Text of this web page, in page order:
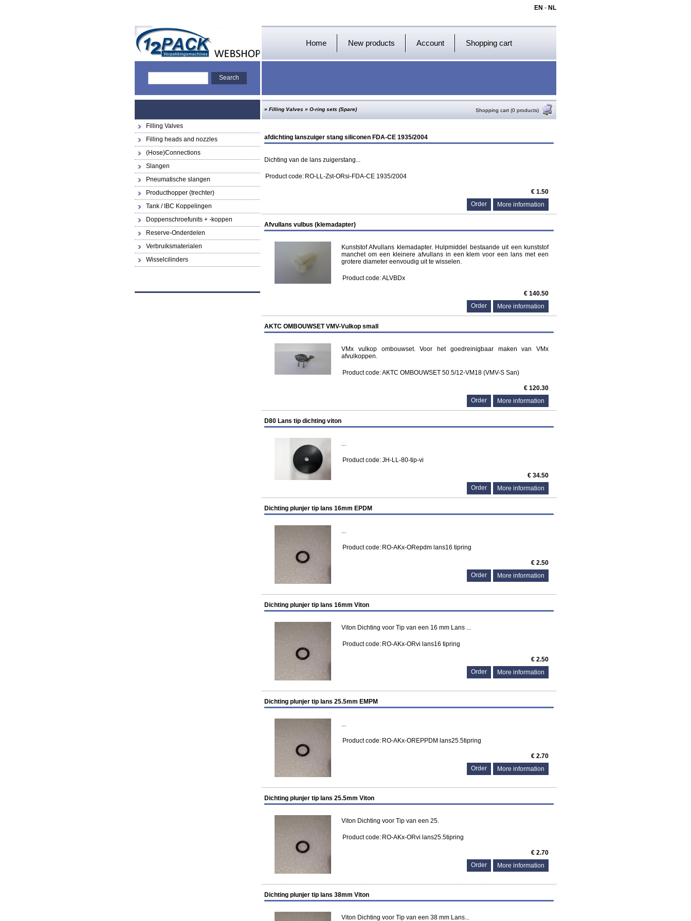
EN - NL
Home New products Account Shopping cart
Filling Valves
Filling heads and nozzles
(Hose)Connections
Slangen
Pneumatische slangen
Producthopper (trechter)
Tank / IBC Koppelingen
Doppenschroefunits + -koppen
Reserve-Onderdelen
Verbruiksmaterialen
Wisselcilinders
» Filling Valves » O-ring sets (Spare) Shopping cart (0 products)
afdichting lanszuiger stang siliconen FDA-CE 1935/2004
Dichting van de lans zuigerstang...
Product code: RO-LL-Zst-ORsi-FDA-CE 1935/2004
€ 1.50
More information
Afvullans vulbus (klemadapter)
Kunststof Afvullans klemadapter. Hulpmiddel bestaande uit een kunststof
manchet om een kleinere afvullans in een klem voor een lans met een
grotere diameter eenvoudig uit te wisselen.
Product code:ALVBDx
€ 140.50
More information
AKTC OMBOUWSET VMV-Vulkop small
VMx vulkop ombouwset. Voor het goedreinigbaar maken van VMx
afvulkoppen.
Product code:AKTC OMBOUWSET 50.5/12-VM18 (VMV-S San)
€ 120.30
More information
D80 Lans tip dichting viton
...
Product code:JH-LL-80-tip-vi
€ 34.50
More information
Dichting plunjer tip lans 16mm EPDM
...
Product code: RO-AKx-ORepdm lans16 tipring
€ 2.50
More information
Dichting plunjer tip lans 16mm Viton
Viton Dichting voor Tip van een 16 mm Lans ...
Product code: RO-AKx-ORvi lans16 tipring
€ 2.50
More information
Dichting plunjer tip lans 25.5mm EMPM
...
Product code: RO-AKx-OREPPDM lans25.5tipring
€ 2.70
More information
Dichting plunjer tip lans 25.5mm Viton
Viton Dichting voor Tip van een 25.
Product code: RO-AKx-ORvi lans25.5tipring
€ 2.70
More information
Dichting plunjer tip lans 38mm Viton
Viton Dichting voor Tip van een 38 mm Lans...